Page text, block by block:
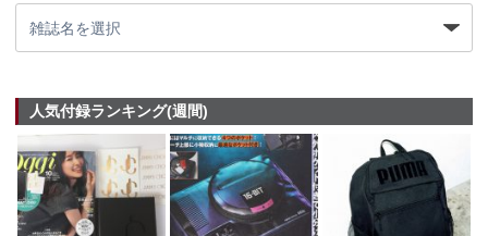
人気付録ランキング(週間)